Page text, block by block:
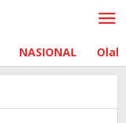
NASIONAL